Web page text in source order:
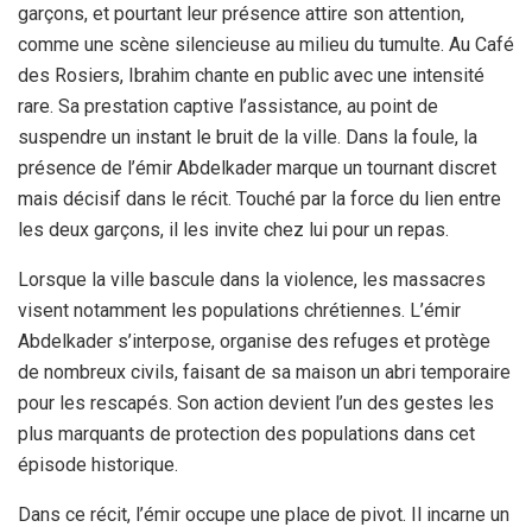
garçons, et pourtant leur présence attire son attention,
comme une scène silencieuse au milieu du tumulte. Au Café
des Rosiers, Ibrahim chante en public avec une intensité
rare. Sa prestation captive l’assistance, au point de
suspendre un instant le bruit de la ville. Dans la foule, la
présence de l’émir Abdelkader marque un tournant discret
mais décisif dans le récit. Touché par la force du lien entre
les deux garçons, il les invite chez lui pour un repas.
Lorsque la ville bascule dans la violence, les massacres
visent notamment les populations chrétiennes. L’émir
Abdelkader s’interpose, organise des refuges et protège
de nombreux civils, faisant de sa maison un abri temporaire
pour les rescapés. Son action devient l’un des gestes les
plus marquants de protection des populations dans cet
épisode historique.
Dans ce récit, l’émir occupe une place de pivot. Il incarne un